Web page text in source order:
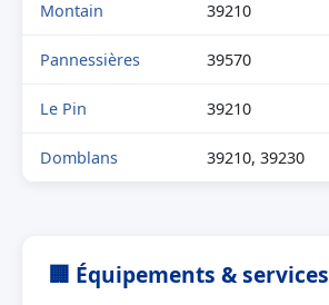
Montain 39210
Pannessières 39570
Le Pin 39210
Domblans 39210, 39230
🏢 Équipements & services